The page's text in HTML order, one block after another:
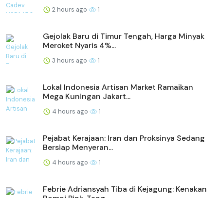
2 hours ago 1
Gejolak Baru di Timur Tengah, Harga Minyak
Meroket Nyaris 4%...
3 hours ago 1
Lokal Indonesia Artisan Market Ramaikan
Mega Kuningan Jakart...
4 hours ago 1
Pejabat Kerajaan: Iran dan Proksinya Sedang
Bersiap Menyeran...
4 hours ago 1
Febrie Adriansyah Tiba di Kejagung: Kenakan